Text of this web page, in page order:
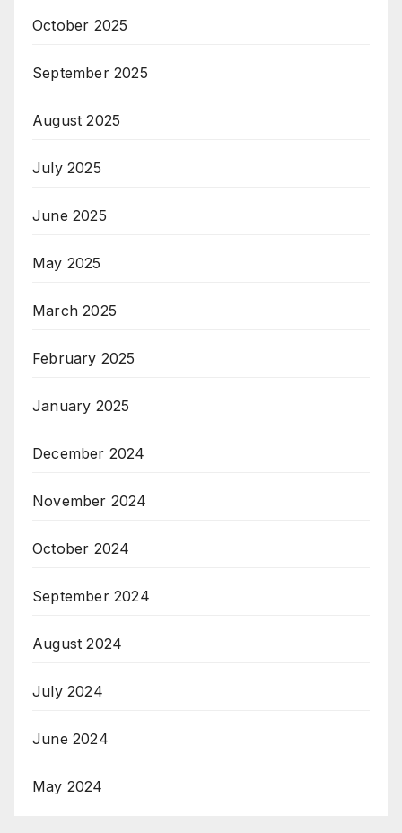
October 2025
September 2025
August 2025
July 2025
June 2025
May 2025
March 2025
February 2025
January 2025
December 2024
November 2024
October 2024
September 2024
August 2024
July 2024
June 2024
May 2024